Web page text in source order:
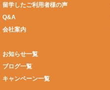
留学したご利用者様の声
Q&A
会社案内
お知らせ一覧
ブログ一覧
キャンペーン一覧